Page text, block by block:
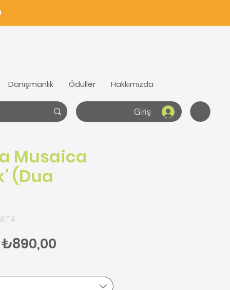
Danışmanlık Ödüller Hakkımızda
Giriş
Musaica
(Dua
Fiyat
₺890,00